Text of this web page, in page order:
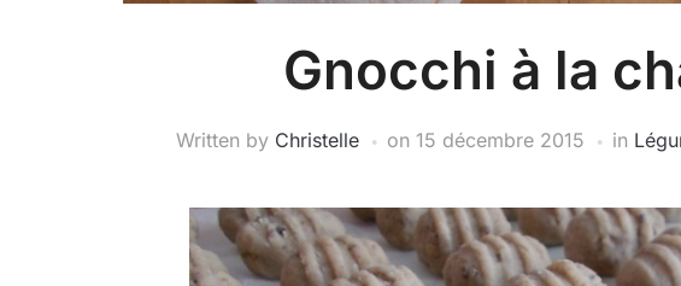
Gnocchi à la
Written by Christelle on 15 décembre 2015 in